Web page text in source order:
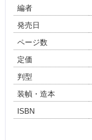
編者
発売日
ページ数
定価
判型
装幀・造本
ISBN